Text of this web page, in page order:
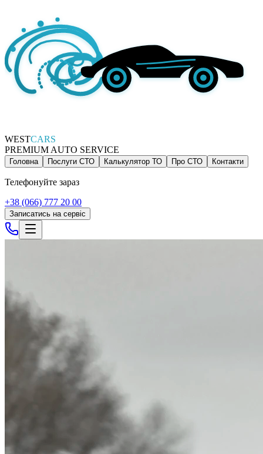
WESTCARS
PREMIUM AUTO SERVICE
Головна Послуги СТО Калькулятор ТО Про СТО Контакти
Телефонуйте зараз
+38 (066) 777 20 00
Записатись на сервіс